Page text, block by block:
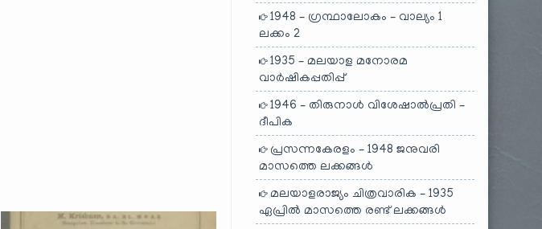
1948 – ഗ്രന്ഥാലോകം – വാല്യം 1
ലക്കം 2
1935 – മലയാള മനോരമ
വാർഷികപ്പതിപ്പ്
1946 – തിരുനാൾ വിശേഷാൽപ്രതി –
ദീപിക
പ്രസന്നകേരളം – 1948 ജനുവരി
മാസത്തെ ലക്കങ്ങൾ
മലയാളരാജ്യം ചിത്രവാരിക – 1935
ഏപ്രിൽ മാസത്തെ രണ്ട് ലക്കങ്ങൾ